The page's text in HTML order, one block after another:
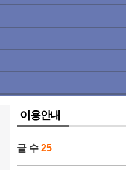
이용안내
글 수 25